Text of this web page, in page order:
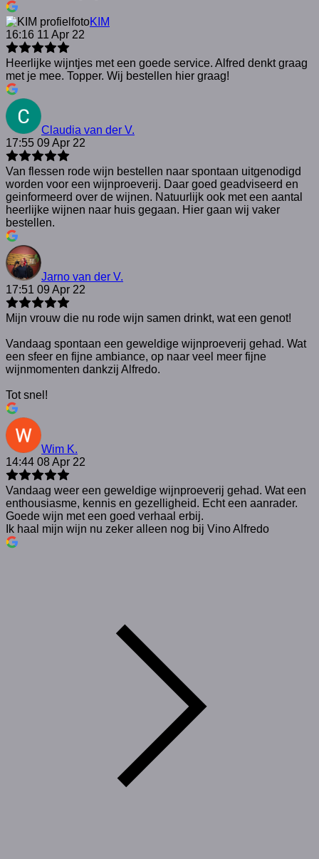
KIM
16:16 11 Apr 22
Heerlijke wijntjes met een goede service. Alfred denkt graag
met je mee. Topper. Wij bestellen hier graag!
Claudia van der V.
17:55 09 Apr 22
Van flessen rode wijn bestellen naar spontaan uitgenodigd
worden voor een wijnproeverij. Daar goed geadviseerd en
geinformeerd over de wijnen. Natuurlijk ook met een aantal
heerlijke wijnen naar huis gegaan. Hier gaan wij vaker
bestellen.
Jarno van der V.
17:51 09 Apr 22
Mijn vrouw die nu rode wijn samen drinkt, wat een genot!
Vandaag spontaan een geweldige wijnproeverij gehad. Wat
een sfeer en fijne ambiance, op naar veel meer fijne
wijnmomenten dankzij Alfredo.
Tot snel!
Wim K.
14:44 08 Apr 22
Vandaag weer een geweldige wijnproeverij gehad. Wat een
enthousiasme, kennis en gezelligheid. Echt een aanrader.
Goede wijn met een goed verhaal erbij.
Ik haal mijn wijn nu zeker alleen nog bij Vino Alfredo